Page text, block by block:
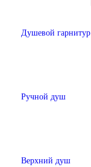
Душевой гарнитур
Ручной душ
Верхний душ